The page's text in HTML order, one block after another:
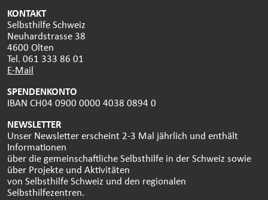
KONTAKT
Selbsthilfe Schweiz
Neuhardstrasse 38
4600 Olten
Tel. 061 333 86 01
E-Mail
SPENDENKONTO
IBAN CH04 0900 0000 4038 0894 0
NEWSLETTER
Unser Newsletter erscheint 2-3 Mal jährlich und enthält
Informationen
über die gemeinschaftliche Selbsthilfe in der Schweiz sowie
über Projekte und Aktivitäten
von Selbsthilfe Schweiz und den regionalen
Selbsthilfezentren.